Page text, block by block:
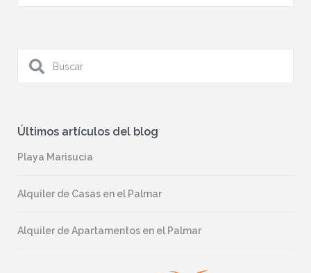
Últimos artículos del blog
Playa Marisucia
Alquiler de Casas en el Palmar
Alquiler de Apartamentos en el Palmar